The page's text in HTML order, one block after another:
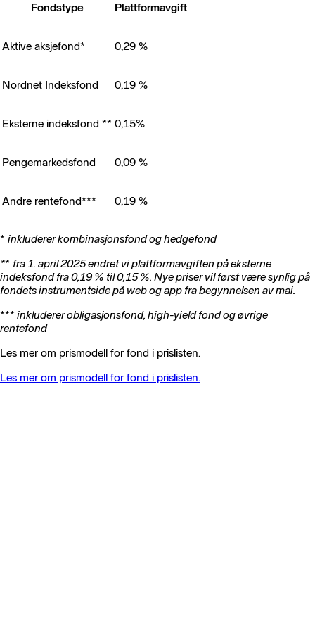
Fondstype Plattformavgift
Aktive aksjefond* 0,29 %
Nordnet Indeksfond 0,19 %
Eksterne indeksfond ** 0,15%
Pengemarkedsfond 0,09 %
Andre rentefond*** 0,19 %
* inkluderer kombinasjonsfond og hedgefond
** fra 1. april 2025 endret vi plattformavgiften på eksterne
indeksfond fra 0,19 % til 0,15 %. Nye priser vil først være synlig på
fondets instrumentside på web og app fra begynnelsen av mai.
*** inkluderer obligasjonsfond, high-yield fond og øvrige
rentefond
Les mer om prismodell for fond i prislisten.
Les mer om prismodell for fond i prislisten.